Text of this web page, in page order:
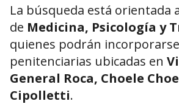
La búsqueda está orientada
de Medicina, Psicología y
quienes podrán
penitenciarias ubicadas en
General Roca, Choele
Cipolletti.